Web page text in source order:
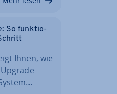
So funk­tio­
Ihnen, wie